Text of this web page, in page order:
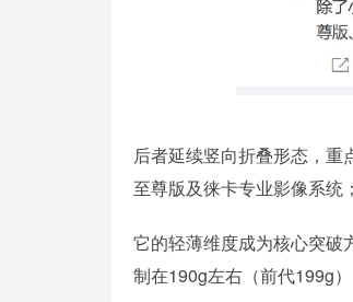
后者延续竖向折叠形态，
至尊版及徕卡专业影像系统
它的轻薄维度成为核心突破
制在190g左右（前代199g